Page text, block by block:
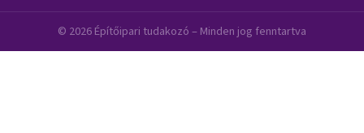
© 2026 Építőipari tudakozó – Minden jog fenntartva